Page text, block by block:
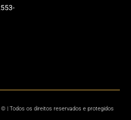
© | Todos os direitos reservados e protegidos